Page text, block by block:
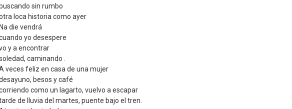
buscando sin rumbo
loca historia como ayer
Na die vendrá
yo desespere
y a encontrar
caminando .
veces feliz en casa de una mujer
besos y café
como un lagarto, vuelvo a escapar
de lluvia del martes, puente bajo el tren.